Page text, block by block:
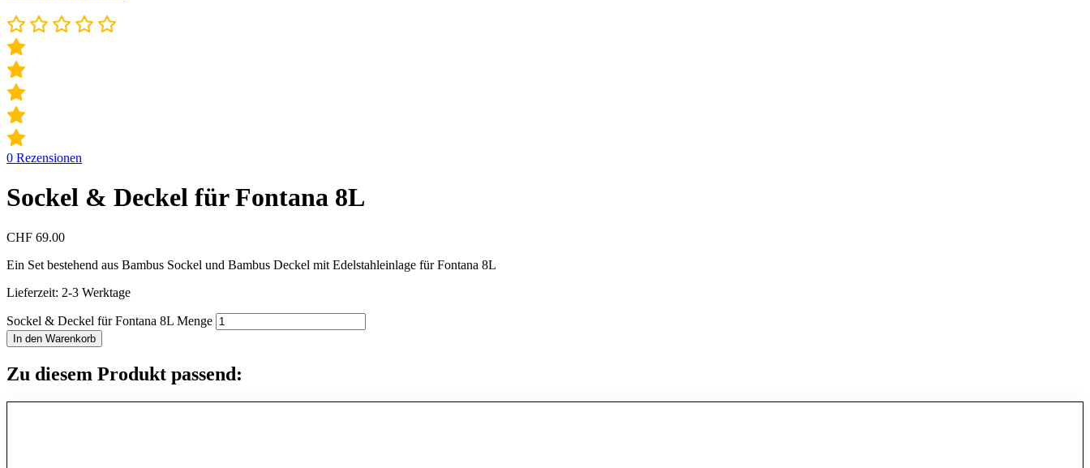
0 Rezensionen
Sockel & Deckel für Fontana 8L
CHF 69.00
Ein Set bestehend aus Bambus Sockel und Bambus Deckel mit Edelstahleinlage für Fontana 8L
Lieferzeit: 2-3 Werktage
Sockel & Deckel für Fontana 8L Menge
In den Warenkorb
Zu diesem Produkt passend: